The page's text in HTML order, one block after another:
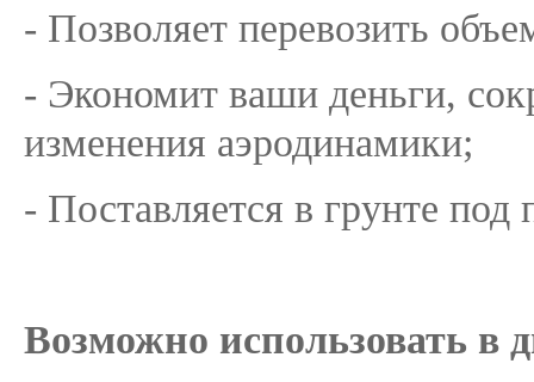
- Позволяет перевозить
- Экономит ваши деньги,
изменения аэродинамики;
- Поставляется в грунте под
Возможно использовать в